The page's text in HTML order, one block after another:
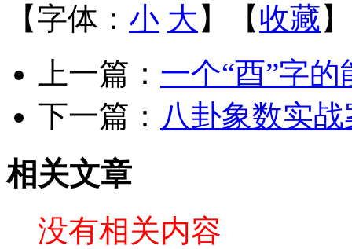
【字体： 小 大 】【收藏
上一篇： 一个“酉”字
下一篇： 八卦象数实
相关文章
没有相关内容